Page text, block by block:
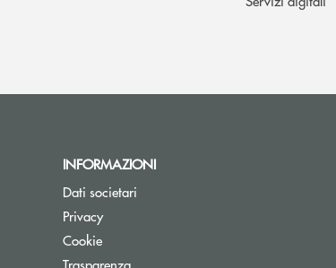
INFORMAZIONI
Dati societari
Privacy
Cookie
Trasparenza